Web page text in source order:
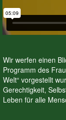
Wir werfen einen
Programm des
Welt“ vorgestellt
Gerechtigkeit,
Leben für alle